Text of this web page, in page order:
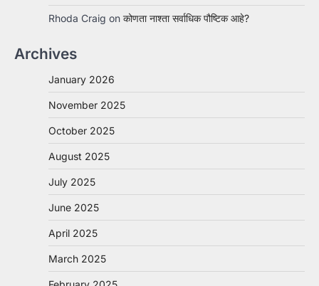
Rhoda Craig on कोणता नाश्ता सर्वाधिक पौष्टिक आहे?
Archives
January 2026
November 2025
October 2025
August 2025
July 2025
June 2025
April 2025
March 2025